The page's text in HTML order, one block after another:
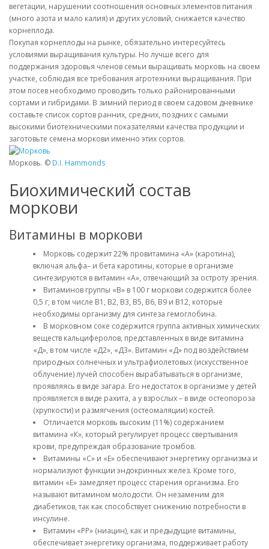
вегетации, нарушении соотношения основных элементов питания
(много азота и мало калия) и других условий, снижается качество
корнеплода.
Покупая корнеплоды на рынке, обязательно интересуйтесь
условиями выращивания культуры. Но лучше всего для
поддержания здоровья членов семьи выращивать морковь на своем
участке, соблюдая все требования агротехники выращивания. При
этом посев необходимо проводить только районированными
сортами и гибридами. В зимний период в своем садовом дневнике
составьте список сортов ранних, средних, поздних с самыми
высокими биотехническими показателями качества продукции и
заготовьте семена моркови именно этих сортов.
Морковь. © D.I. Hammonds
Биохимический состав
моркови
Витамины в моркови
Морковь содержит 22% провитамина «А» (каротина),
включая альфа– и бета каротины, которые в организме
синтезируются в витамин «А», отвечающий за остроту зрения.
Витаминов группы «В» в 100 г моркови содержится более
0,5 г, в том числе В1, В2, В3, В5, В6, В9 и В12, которые
необходимы организму для синтеза гемоглобина.
В морковном соке содержится группа активных химических
веществ кальциферолов, представленных в виде витамина
«Д», в том числе «Д2», «Д3». Витамин «Д» под воздействием
природных солнечных и ультрафиолетовых (искусственное
облучение) лучей способен вырабатываться в организме,
проявляясь в виде загара. Его недостаток в организме у детей
проявляется в виде рахита, а у взрослых – в виде остеопороза
(хрупкости) и размягчения (остеомаляции) костей.
Отличается морковь высоким (11%) содержанием
витамина «К», который регулирует процесс свертывания
крови, предупреждая образование тромбов.
Витамины «С» и «Е» обеспечивают энергетику организма и
нормализуют функции эндокринных желез. Кроме того,
витамин «Е» замедляет процесс старения организма. Его
называют витамином молодости. Он незаменим для
диабетиков, так как способствует снижению потребности в
инсулине.
Витамин «РР» (ниацин), как и предыдущие витамины,
обеспечивает энергетику организма, поддерживает работу